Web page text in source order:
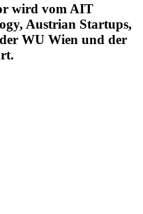
wird vom AIT
Austrian Startups,
WU Wien und der